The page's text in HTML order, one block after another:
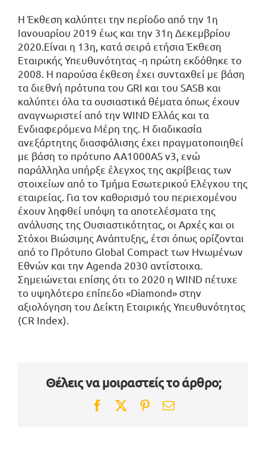
Η Έκθεση καλύπτει την περίοδο από την 1η
Ιανουαρίου 2019 έως και την 31η Δεκεμβρίου
2020.Είναι η 13η, κατά σειρά ετήσια Έκθεση
Εταιρικής Υπευθυνότητας -η πρώτη εκδόθηκε το
2008. Η παρούσα έκθεση έχει συνταχθεί με βάση
τα διεθνή πρότυπα του GRI και του SASB και
καλύπτει όλα τα ουσιαστικά θέματα όπως έχουν
αναγνωριστεί από την WIND Ελλάς και τα
Ενδιαφερόμενα Μέρη της. Η διαδικασία
ανεξάρτητης διασφάλισης έχει πραγματοποιηθεί
με βάση το πρότυπο AA1000AS v3, ενώ
παράλληλα υπήρξε έλεγχος της ακρίβειας των
στοιχείων από το Τμήμα Εσωτερικού Ελέγχου της
εταιρείας. Για τον καθορισμό του περιεχομένου
έχουν ληφθεί υπόψη τα αποτελέσματα της
ανάλυσης της Ουσιαστικότητας, οι Αρχές και οι
Στόχοι Βιώσιμης Ανάπτυξης, έτσι όπως ορίζονται
από το Πρότυπο Global Compact των Ηνωμένων
Εθνών και την Agenda 2030 αντίστοιχα.
Σημειώνεται επίσης ότι το 2020 η WIND πέτυχε
το υψηλότερο επίπεδο «Diamond» στην
αξιολόγηση του Δείκτη Εταιρικής Υπευθυνότητας
(CR Index).
Θέλεις να μοιραστείς το άρθρο;
Facebook
TwitterPinterest
Email